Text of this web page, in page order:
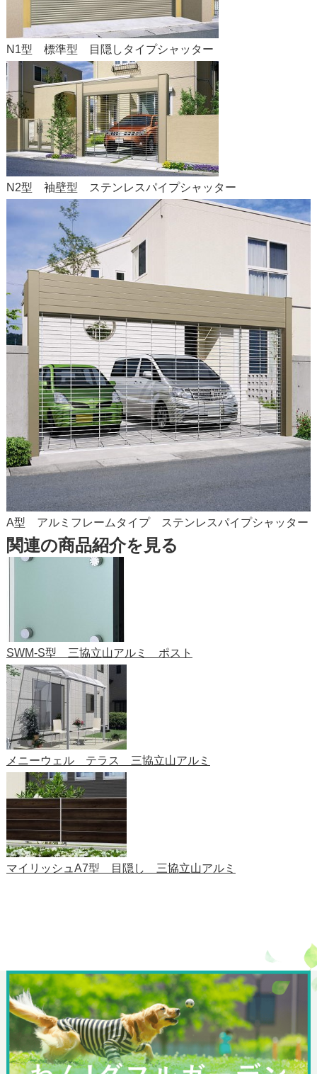
N1型 標準型 目隠しタイプシャッター
N2型 袖壁型 ステンレスパイプシャッター
A型 アルミフレームタイプ ステンレスパイプシャッター
関連の商品紹介を見る
SWM-S型 三協立山アルミ ポスト
メニーウェル テラス 三協立山アルミ
マイリッシュA7型 目隠し 三協立山アルミ